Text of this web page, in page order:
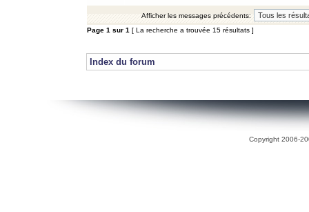
Afficher les messages précédents:
Page 1 sur 1 [ La recherche a trouvée 15 résultats ]
Index du forum
Copyright 2006-